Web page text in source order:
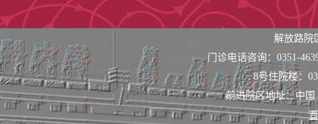
解放路
门诊电话咨询：0351-
8号住院楼：
前进院区地址：中